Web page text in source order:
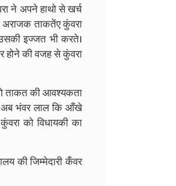
ने अपने हाथो से खर्च
अराजक ताकतेंए कुंवरा
इज्जत भी करते।
होने की वजह से कुंवरा
ताकत की आवश्यकता
अब भंवर लाल कि आँखे
को विधायकी का
की जिम्मेदारी कँवर